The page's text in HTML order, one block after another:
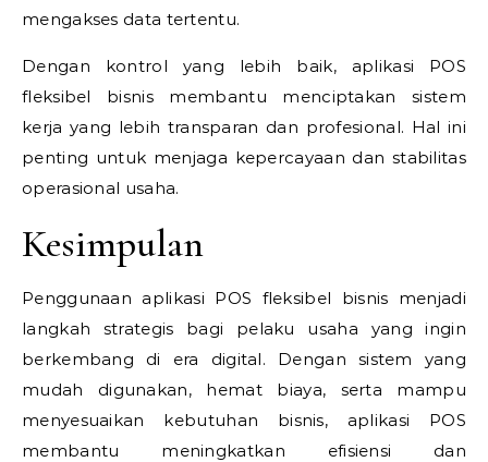
mengakses data tertentu.
Dengan kontrol yang lebih baik, aplikasi POS
fleksibel bisnis membantu menciptakan sistem
kerja yang lebih transparan dan profesional. Hal ini
penting untuk menjaga kepercayaan dan stabilitas
operasional usaha.
Kesimpulan
Penggunaan aplikasi POS fleksibel bisnis menjadi
langkah strategis bagi pelaku usaha yang ingin
berkembang di era digital. Dengan sistem yang
mudah digunakan, hemat biaya, serta mampu
menyesuaikan kebutuhan bisnis, aplikasi POS
membantu meningkatkan efisiensi dan